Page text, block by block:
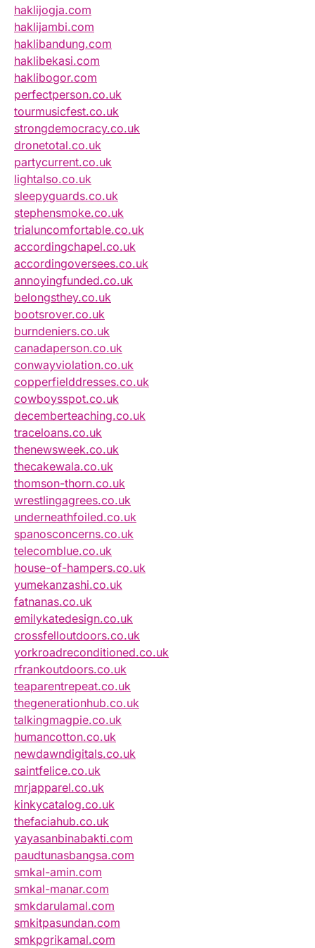
haklijogja.com
haklijambi.com
haklibandung.com
haklibekasi.com
haklibogor.com
perfectperson.co.uk
tourmusicfest.co.uk
strongdemocracy.co.uk
dronetotal.co.uk
partycurrent.co.uk
lightalso.co.uk
sleepyguards.co.uk
stephensmoke.co.uk
trialuncomfortable.co.uk
accordingchapel.co.uk
accordingoversees.co.uk
annoyingfunded.co.uk
belongsthey.co.uk
bootsrover.co.uk
burndeniers.co.uk
canadaperson.co.uk
conwayviolation.co.uk
copperfielddresses.co.uk
cowboysspot.co.uk
decemberteaching.co.uk
traceloans.co.uk
thenewsweek.co.uk
thecakewala.co.uk
thomson-thorn.co.uk
wrestlingagrees.co.uk
underneathfoiled.co.uk
spanosconcerns.co.uk
telecomblue.co.uk
house-of-hampers.co.uk
yumekanzashi.co.uk
fatnanas.co.uk
emilykatedesign.co.uk
crossfelloutdoors.co.uk
yorkroadreconditioned.co.uk
rfrankoutdoors.co.uk
teaparentrepeat.co.uk
thegenerationhub.co.uk
talkingmagpie.co.uk
humancotton.co.uk
newdawndigitals.co.uk
saintfelice.co.uk
mrjapparel.co.uk
kinkycatalog.co.uk
thefaciahub.co.uk
yayasanbinabakti.com
paudtunasbangsa.com
smkal-amin.com
smkal-manar.com
smkdarulamal.com
smkitpasundan.com
smkpgrikamal.com